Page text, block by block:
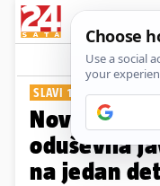
SLAVI 10. ROĐENDAN
Nova fotka
oduševila
na jedan